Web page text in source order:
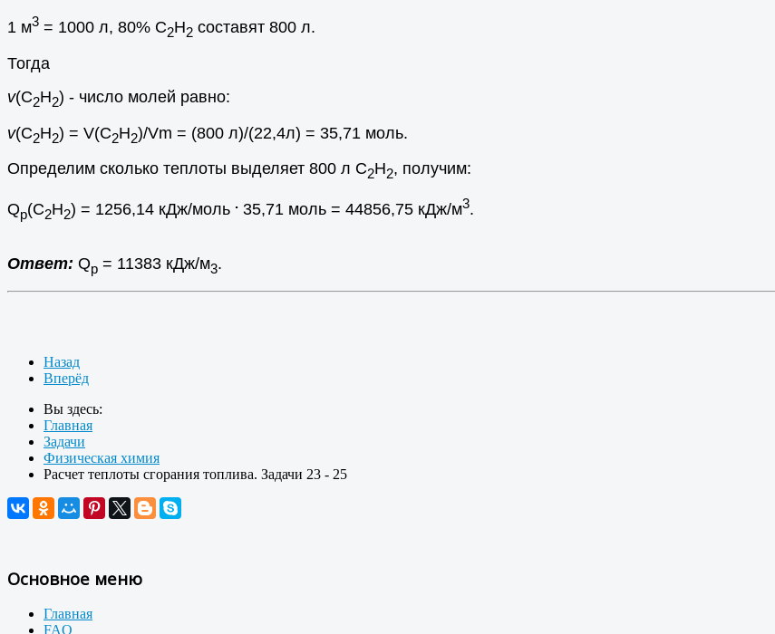
1 м3 = 1000 л, 80% С2Н2 составят 800 л.
Тогда
v(С2Н2) - число молей равно:
v(С2Н2) = V(С2Н2)/Vm = (800 л)/(22,4л) = 35,71 моль.
Определим сколько теплоты выделяет 800 л С2Н2, получим:
Qр(С2Н2) = 1256,14 кДж/моль . 35,71 моль = 44856,75 кДж/м3.
Ответ: Qр = 11383 кДж/м3.
Назад
Вперёд
Вы здесь:
Главная
Задачи
Физическая химия
Расчет теплоты сгорания топлива. Задачи 23 - 25
Основное меню
Главная
FAQ